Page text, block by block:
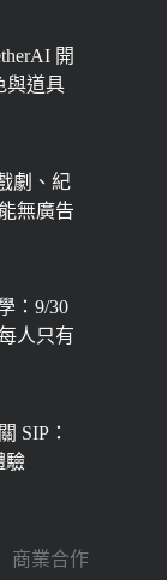
開
與道具
劇、紀
無廣告
：9/30
人只有
SIP：
驗
商業合作